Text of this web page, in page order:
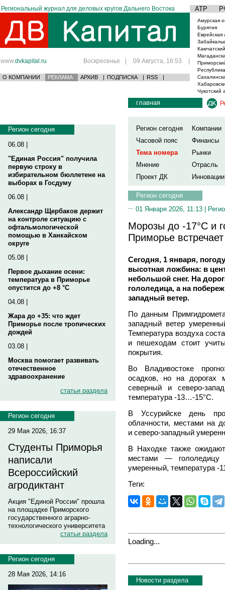
Региональный журнал для деловых кругов Дальнего Востока АТР
www.dvkapital.ru Воскресенье | 09 Августа, 16:53 |
О КОМПАНИИ РЕКЛАМА АРХИВ | ПОДПИСКА | RSS |
Амурская
Бурятия
Еврейская
Чукотский
Регион сегодня
06.08 |
"Единая Россия" получила
первую строку в
избирательном бюллетене на
выборах в Госдуму
06.08 |
Александр Щербаков держит
на контроле ситуацию с
офтальмологической
помощью в Ханкайском
округе
05.08 |
Первое дыхание осени:
температура в Приморье
опустится до +8 °C
04.08 |
Жара до +35: что ждет
Приморье после тропических
дождей
03.08 |
Москва помогает развивать
отечественное
здравоохранение
статьи раздела
Регион сегодня
29 Мая 2026, 16:37
Студенты Приморья
написали
Всероссийский
агродиктант
Акция "Единой России" прошла
на площадке Приморского
государственного аграрно-
технологического университета
статьи раздела
Регион сегодня
28 Мая 2026, 14:16
главная
Регион сегодня
Компании
Часовой пояс
Финансы
Тема номера
Рынки
Мнение
Отрасль
Проект ДК
Инновации
Регион сегодня
01 Января 2026, 11:13 |
Морозы до -17°С и
Приморье
Сегодня, 1 января,
высотная ложбина: в
небольшой снег. На
гололедица, а на
западный ветер.
По данным
западный ветер
Температура воздуха
и пешеходам стоит
покрытия.​
Во Владивостоке
осадков, но на дорогах
северный и
температура -13…-15°С.​
В Уссурийске день
облачности, местами на
и северо‑западный
В Находке также
местами — гололедицу
умеренный, температура -
Теги:
Loading...
Новости раздела